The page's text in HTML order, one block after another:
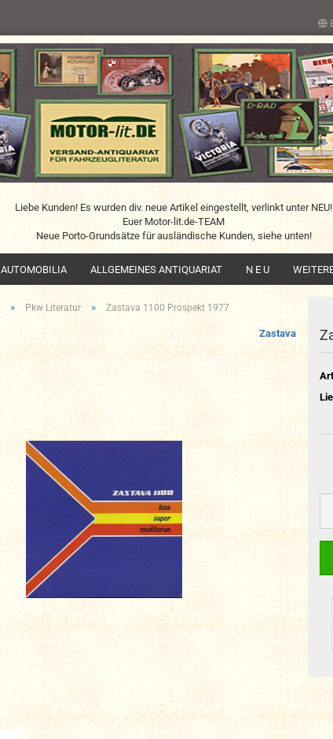
Liebe Kunden! Es wurden div. neue Artikel eingestellt, verlinkt unter NEU!
Euer Motor-lit.de-TEAM
Neue Porto-Grundsätze für ausländische Kunden, siehe unten!
AUTOMOBILIA ALLGEMEINES ANTIQUARIAT N E U
» Pkw Literatur » Zastava 1100 Prospekt 1977
Zastava